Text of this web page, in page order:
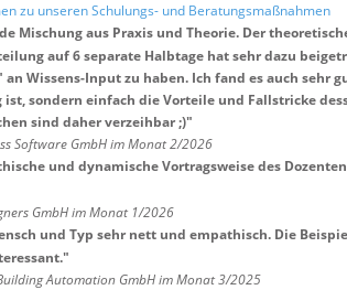
zu unseren Schulungs- und Beratungsmaßnahmen
Mischung aus Praxis und Theorie. Der
auf 6 separate Halbtage hat sehr dazu
Wissens-Input zu haben. Ich fand es auch sehr
ist, sondern einfach die Vorteile und Fallstricke
sind daher verzeihbar ;)"
Software GmbH im Monat 2/2026
und dynamische Vortragsweise des
GmbH im Monat 1/2026
und Typ sehr nett und empathisch. Die
"
Automation GmbH im Monat 3/2025